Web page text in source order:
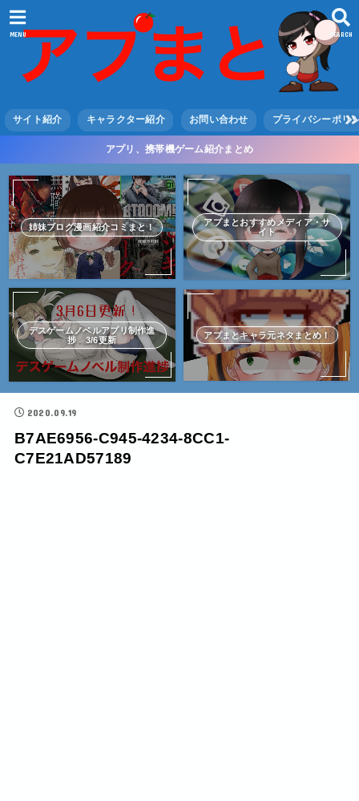
SEARCH
MENU
サイト紹介 キャラクター紹介 お問い合わせ プライバシーポリ
アプリ、携帯機ゲーム紹介まとめ
姉妹ブログ漫画紹介コミまと！
アプまとおすすめメディア・サ
イト
デスゲームノベルアプリ制作進
捗 3/6更新
アプまとキャラ元ネタまとめ！
2020.09.19
B7AE6956-C945-4234-8CC1-
C7E21AD57189